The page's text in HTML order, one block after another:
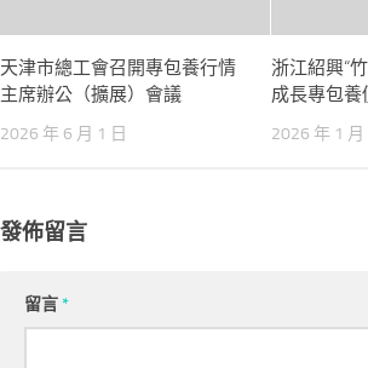
天津市總工會召開專包養行情
主席辦公（擴展）會議
2026 年 6 月 1 日
浙江紹興“
成長專包養
2026 年 1 月
發佈留言
留言*